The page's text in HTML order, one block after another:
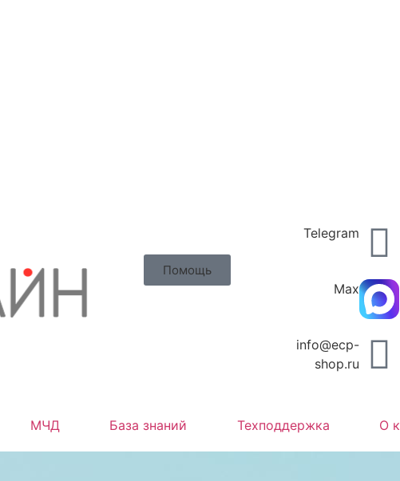
Помощь
Telegram
Max
info@ecp-
shop.ru
МЧД База знаний Техподдержка О